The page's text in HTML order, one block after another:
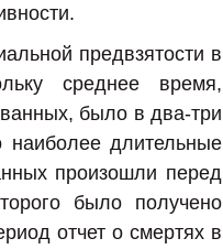
предвзятости в
среднее время,
было в два-три
наиболее длительные
произошли перед
было получено
отчет о смертях в